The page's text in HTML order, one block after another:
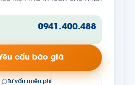
0941.400.488
cầu báo giá
Tư vấn miễn phí